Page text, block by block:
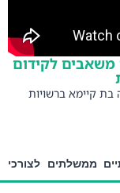
לקידום
ברשויות
לצורכי
: התאמת נתוני מערכת חצב, סקרי הלמ"ס ונתוני